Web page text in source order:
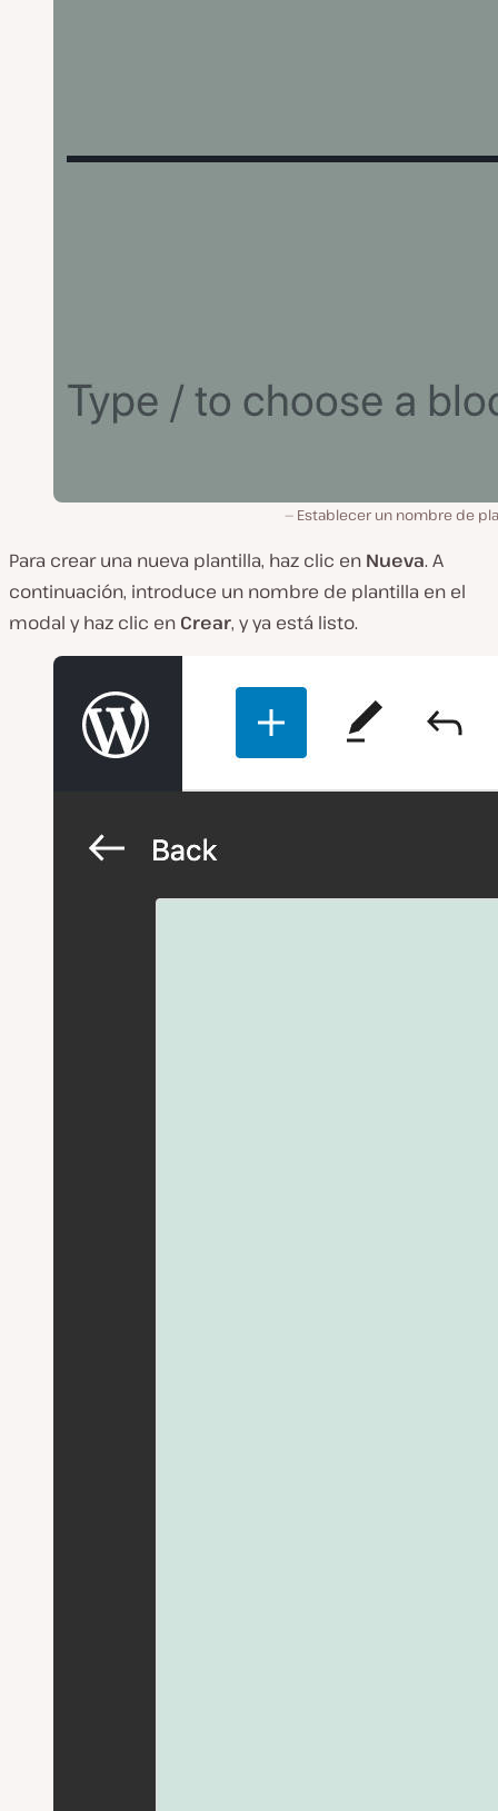
Establecer un nombre de
Para crear una nueva plantilla, haz clic en Nueva. A
continuación, introduce un nombre de plantilla en el
modal y haz clic en Crear, y ya está listo.